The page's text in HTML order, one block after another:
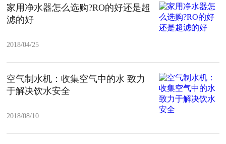
家用净水器怎么选购?RO的好还是超
滤的好
2018/04/25
空气制水机：收集空气中的水 致力
于解决饮水安全
2018/08/10